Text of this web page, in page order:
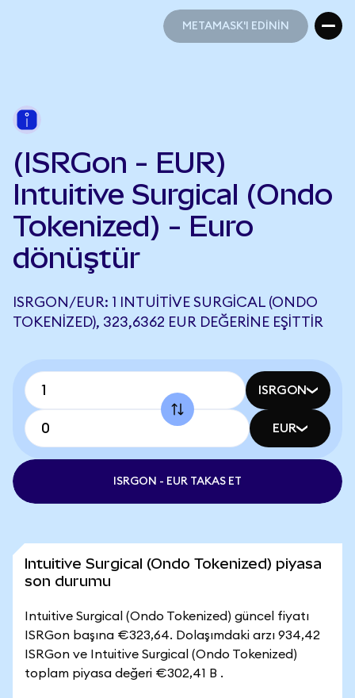
METAMASK'I EDİNİN
(ISRGon - EUR)
Intuitive Surgical (Ondo
Tokenized) - Euro
dönüştür
ISRGON/EUR: 1 INTUITIVE SURGICAL (ONDO
TOKENIZED), 323,6362 EUR DEĞERINE EŞITTIR
ISRGON
EUR
ISRGON - EUR TAKAS ET
Intuitive Surgical (Ondo Tokenized) piyasa
son durumu
Intuitive Surgical (Ondo Tokenized) güncel fiyatı
ISRGon başına €323,64. Dolaşımdaki arzı 934,42
ISRGon ve Intuitive Surgical (Ondo Tokenized)
toplam piyasa değeri €302,41 B .